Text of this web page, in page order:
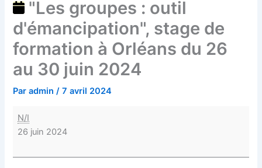
"Les groupes : outil
d'émancipation", stage de
formation à Orléans du 26
au 30 juin 2024
Paradmin/7 avril 2024
N/I
26 juin 2024